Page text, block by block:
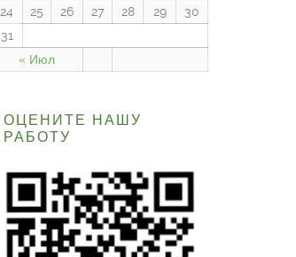
« Июл
24
25 26 27 28 29
30
31
ОЦЕНИТЕ НАШУ
РАБОТУ